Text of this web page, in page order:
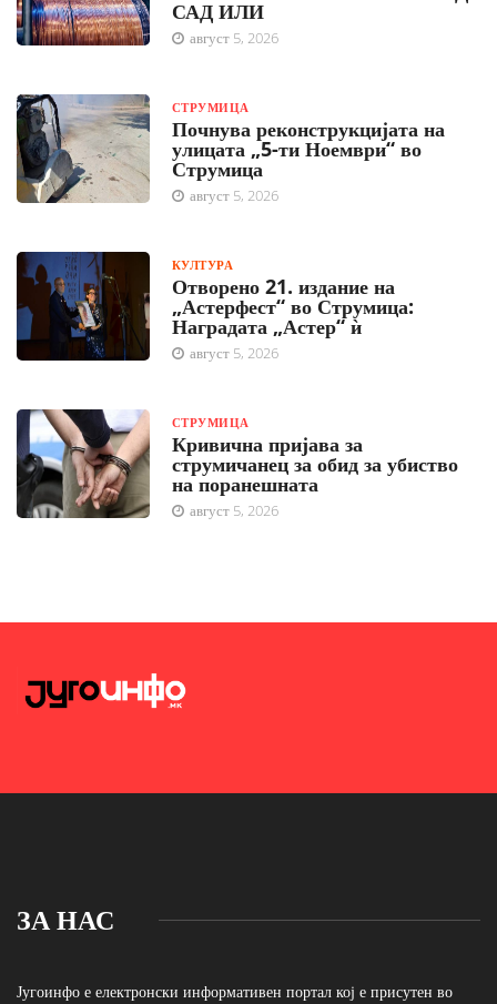
САД ИЛИ
август 5, 2026
СТРУМИЦА
Почнува реконструкцијата на
улицата „5-ти Ноември“ во
Струмица
август 5, 2026
КУЛТУРА
Отворено 21. издание на
„Астерфест“ во Струмица:
Наградата „Астер“ ѝ
август 5, 2026
СТРУМИЦА
Кривична пријава за
струмичанец за обид за убиство
на поранешната
август 5, 2026
ЗА НАС
Југоинфо е електронски информативен портал кој е присутен во